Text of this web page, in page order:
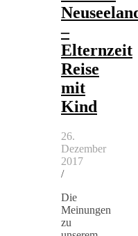
–
Elternzeit
Reise
mit
Kind
26.
Dezember
2017
/
Die
Meinungen
zu